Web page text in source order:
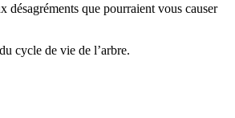
que pourraient vous causer
cycle de vie de l’arbre.